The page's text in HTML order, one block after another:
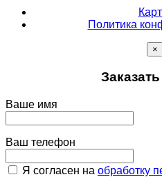
Политика
×
Ваше имя
Ваш телефон
Я согласен на обработку